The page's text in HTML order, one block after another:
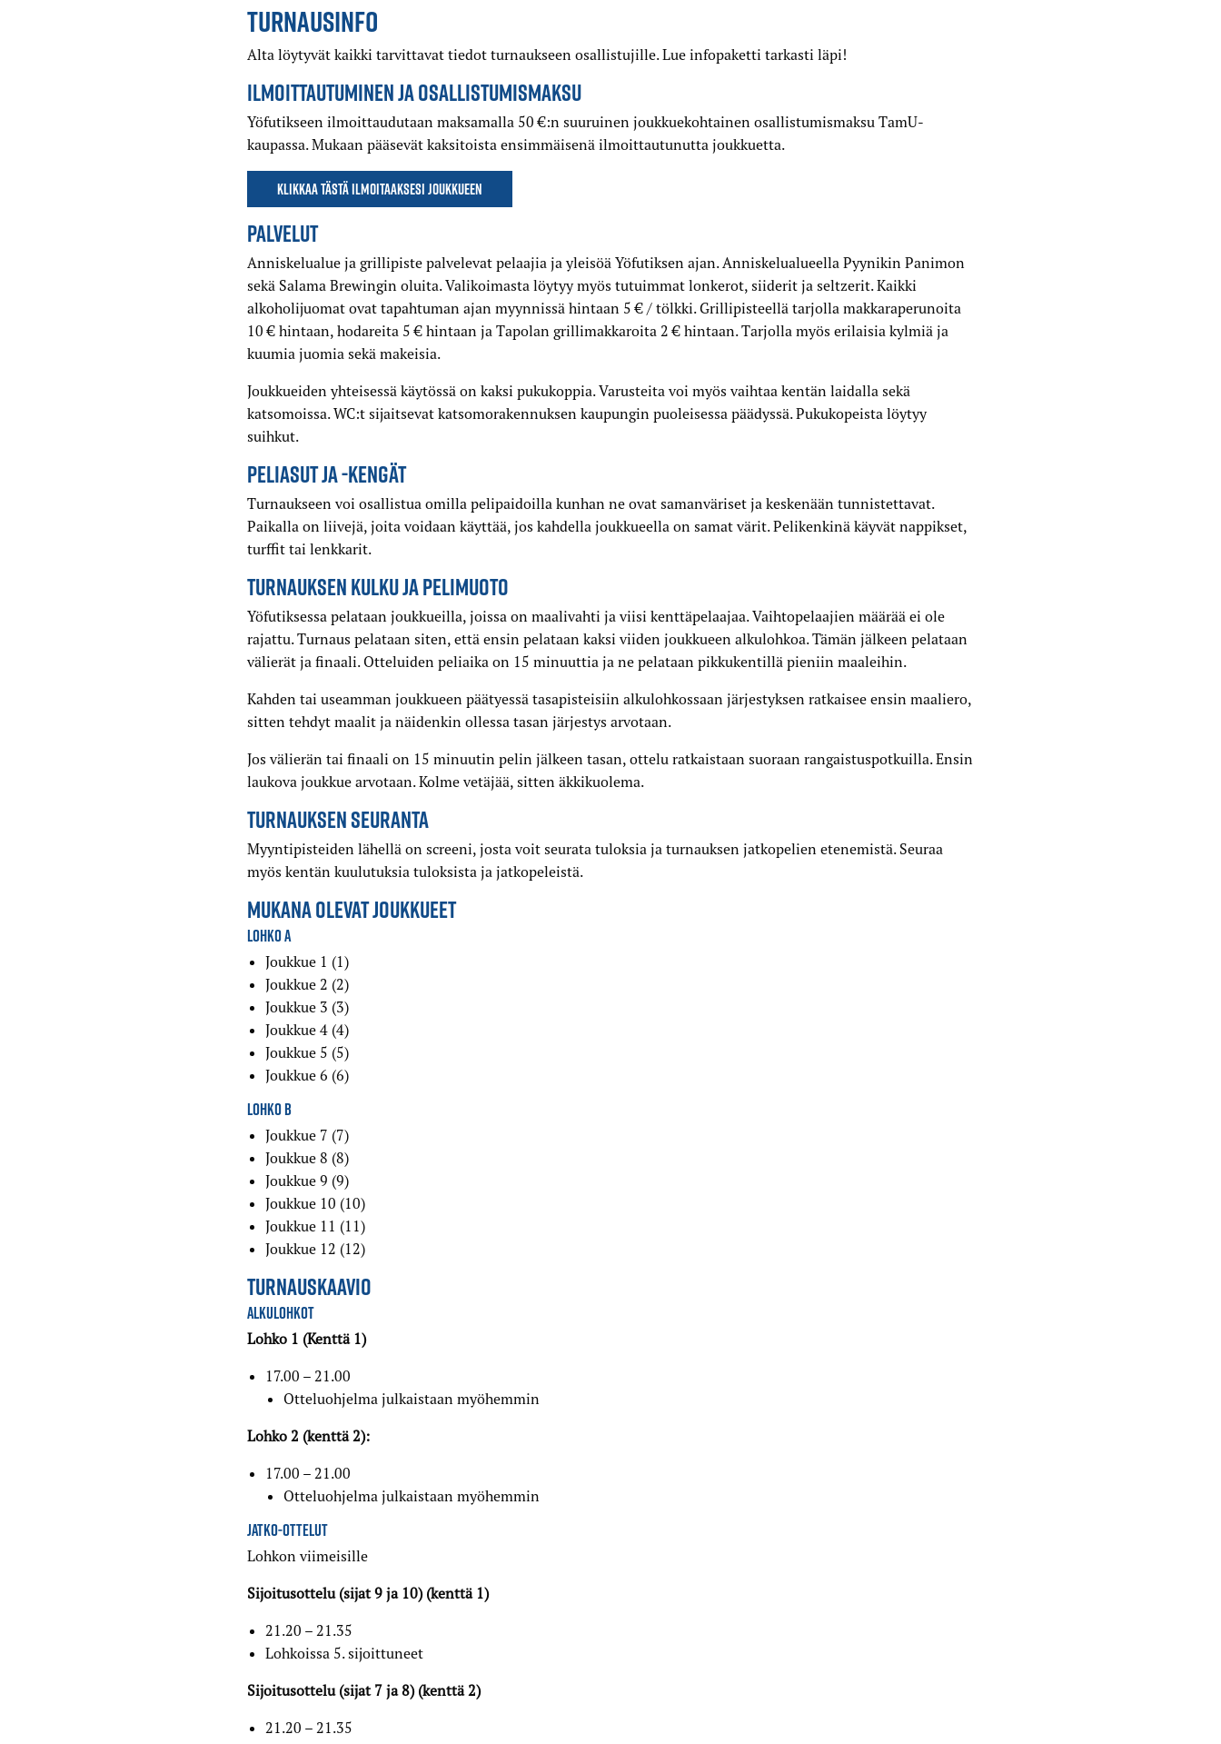
TURNAUSINFO
Alta löytyvät kaikki tarvittavat tiedot turnaukseen osallistujille. Lue infopaketti tarkasti läpi!
ILMOITTAUTUMINEN JA OSALLISTUMISMAKSU
Yöfutikseen ilmoittaudutaan maksamalla 50 €:n suuruinen joukkuekohtainen osallistumismaksu TamU-
kaupassa. Mukaan pääsevät kaksitoista ensimmäisenä ilmoittautunutta joukkuetta.
Klikkaa tästä ilmoitaaksesi joukkueen
PALVELUT
Anniskelualue ja grillipiste palvelevat pelaajia ja yleisöä Yöfutiksen ajan. Anniskelualueella Pyynikin Panimon
sekä Salama Brewingin oluita. Valikoimasta löytyy myös tutuimmat lonkerot, siiderit ja seltzerit. Kaikki
alkoholijuomat ovat tapahtuman ajan myynnissä hintaan 5 € / tölkki. Grillipisteellä tarjolla makkaraperunoita
10 € hintaan, hodareita 5 € hintaan ja Tapolan grillimakkaroita 2 € hintaan. Tarjolla myös erilaisia kylmiä ja
kuumia juomia sekä makeisia.
Joukkueiden yhteisessä käytössä on kaksi pukukoppia. Varusteita voi myös vaihtaa kentän laidalla sekä
katsomoissa. WC:t sijaitsevat katsomorakennuksen kaupungin puoleisessa päädyssä. Pukukopeista löytyy
suihkut.
PELIASUT JA -KENGÄT
Turnaukseen voi osallistua omilla pelipaidoilla kunhan ne ovat samanväriset ja keskenään tunnistettavat.
Paikalla on liivejä, joita voidaan käyttää, jos kahdella joukkueella on samat värit. Pelikenkinä käyvät nappikset,
turffit tai lenkkarit.
TURNAUKSEN KULKU JA PELIMUOTO
Yöfutiksessa pelataan joukkueilla, joissa on maalivahti ja viisi kenttäpelaajaa. Vaihtopelaajien määrää ei ole
rajattu. Turnaus pelataan siten, että ensin pelataan kaksi viiden joukkueen alkulohkoa. Tämän jälkeen pelataan
välierät ja finaali. Otteluiden peliaika on 15 minuuttia ja ne pelataan pikkukentillä pieniin maaleihin.
Kahden tai useamman joukkueen päätyessä tasapisteisiin alkulohkossaan järjestyksen ratkaisee ensin maaliero,
sitten tehdyt maalit ja näidenkin ollessa tasan järjestys arvotaan.
Jos välierän tai finaali on 15 minuutin pelin jälkeen tasan, ottelu ratkaistaan suoraan rangaistuspotkuilla. Ensin
laukova joukkue arvotaan. Kolme vetäjää, sitten äkkikuolema.
TURNAUKSEN SEURANTA
Myyntipisteiden lähellä on screeni, josta voit seurata tuloksia ja turnauksen jatkopelien etenemistä. Seuraa
myös kentän kuulutuksia tuloksista ja jatkopeleistä.
MUKANA OLEVAT JOUKKUEET
LOHKO A
Joukkue 1 (1)
Joukkue 2 (2)
Joukkue 3 (3)
Joukkue 4 (4)
Joukkue 5 (5)
Joukkue 6 (6)
LOHKO B
Joukkue 7 (7)
Joukkue 8 (8)
Joukkue 9 (9)
Joukkue 10 (10)
Joukkue 11 (11)
Joukkue 12 (12)
TURNAUSKAAVIO
ALKULOHKOT
Lohko 1 (Kenttä 1)
17.00 – 21.00
Otteluohjelma julkaistaan myöhemmin
Lohko 2 (kenttä 2):
17.00 – 21.00
Otteluohjelma julkaistaan myöhemmin
JATKO-OTTELUT
Lohkon viimeisille
Sijoitusottelu (sijat 9 ja 10) (kenttä 1)
21.20 – 21.35
Lohkoissa 5. sijoittuneet
Sijoitusottelu (sijat 7 ja 8) (kenttä 2)
21.20 – 21.35